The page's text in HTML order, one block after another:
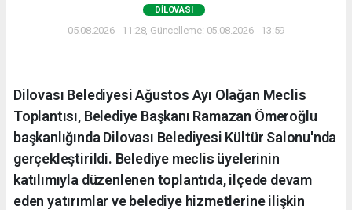
DILOVASI
05.08.2026 - 11:28, Güncelleme: 05.08.2026 - 13:59
Dilovası Belediyesi Ağustos Ayı Olağan Meclis
Toplantısı, Belediye Başkanı Ramazan Ömeroğlu
başkanlığında Dilovası Belediyesi Kültür Salonu'nda
gerçekleştirildi. Belediye meclis üyelerinin
katılımıyla düzenlenen toplantıda, ilçede devam
eden yatırımlar ve belediye hizmetlerine ilişkin